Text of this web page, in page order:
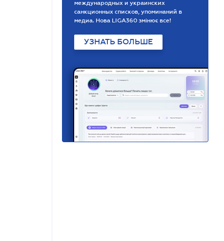
международных и украинских
санкционных списков, упоминаний в
медиа. Нова LIGA360 змінює все!
УЗНАТЬ БОЛЬШЕ